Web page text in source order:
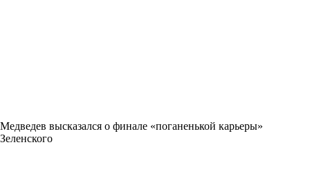
Медведев высказался о финале «поганенькой карьеры»
Зеленского